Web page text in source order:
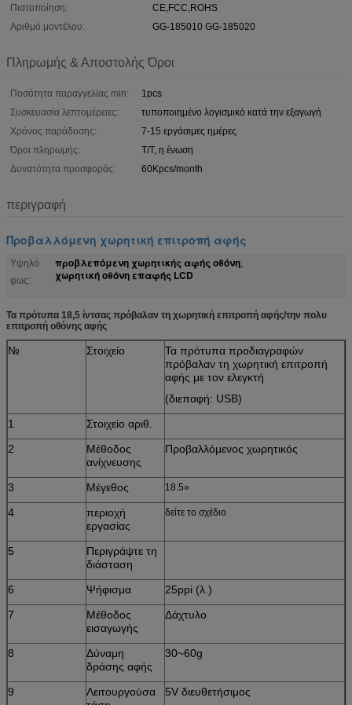
Πιστοποίηση:
CE,FCC,ROHS
Αριθμό μοντέλου:
GG-185010 GG-185020
Πληρωμής & Αποστολής Όροι
Ποσότητα παραγγελίας min:
1pcs
Συσκευασία λεπτομέρειες:
τυποποιημένο λογισμικό κατά την εξαγωγή
Χρόνος παράδοσης:
7-15 εργάσιμες ημέρες
Όροι πληρωμής:
T/T, η ένωση
Δυνατότητα προσφοράς:
60Kpcs/month
περιγραφή
Προβαλλόμενη χωρητική επιτροπή αφής
Υψηλό
φως:
προβλεπόμενη χωρητικής αφής οθόνη,
χωρητική οθόνη επαφής LCD
Τα πρότυπα 18,5 ίντσας πρόβαλαν τη χωρητική επιτροπή αφής/την πολυ
επιτροπή οθόνης αφής
№ Στοιχείο
Τα πρότυπα προδιαγραφών
πρόβαλαν τη χωρητική επιτροπή
αφής με τον ελεγκτή
(διεπαφή: USB)
1
Στοιχείο αριθ.
2
Μέθοδος
ανίχνευσης
Προβαλλόμενος χωρητικός
3 Μέγεθος 18.5»
4
περιοχή
εργασίας
δείτε το σχέδιο
5
Περιγράψτε τη
διάσταση
6
Ψήφισμα
25ppi (λ.)
7
Μέθοδος
εισαγωγής
Δάχτυλο
8
Δύναμη
δράσης αφής
30~60g
9
Λειτουργούσα
5V διευθετήσιμος